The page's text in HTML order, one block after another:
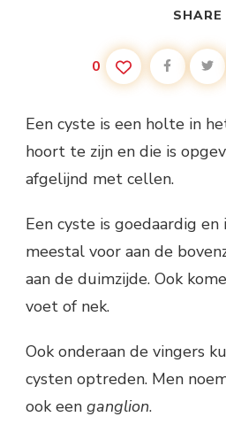
SHARE
0
Een cyste is een holte in
hoort te zijn en die is
afgelijnd met cellen.
Een cyste is goedaardig
meestal voor aan de
aan de duimzijde. Ook
voet of nek.
Ook onderaan de vingers
cysten optreden. Men
ook een ganglion.